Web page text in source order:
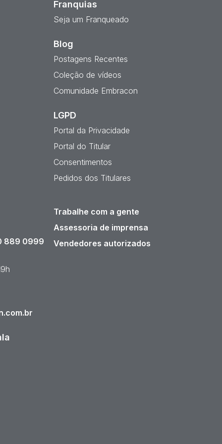
Franquias
Seja um Franqueado
Blog
Postagens Recentes
Coleção de vídeos
Comunidade Embracon
LGPD
Portal da Privacidade
Portal do Titular
Consentimentos
Pedidos dos Titulares
889 0999
Trabalhe com a gente
Assessoria de imprensa
Vendedores autorizados